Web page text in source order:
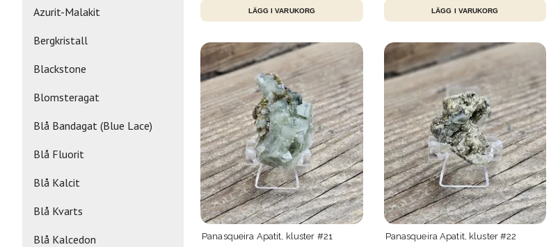
Azurit-Malakit
Bergkristall
Blackstone
Blomsteragat
Blå Bandagat (Blue Lace)
Blå Fluorit
Blå Kalcit
Blå Kvarts
Blå Kalcedon Panasqueira Apatit, kluster #21 Panasqueira Apatit, kluster #22